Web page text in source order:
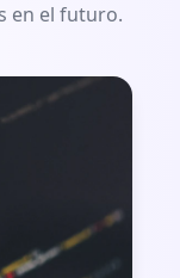
en el futuro.